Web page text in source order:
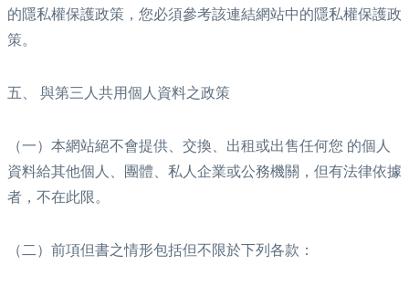
的隱私權保護政策，您必須參考該連結網站中的隱私權保護政
策。
五、 與第三人共用個人資料之政策
（一）本網站絕不會提供、交換、出租或出售任何您 的個人
資料給其他個人、團體、私人企業或公務機關，但有法律依據
者，不在此限。
（二）前項但書之情形包括但不限於下列各款：